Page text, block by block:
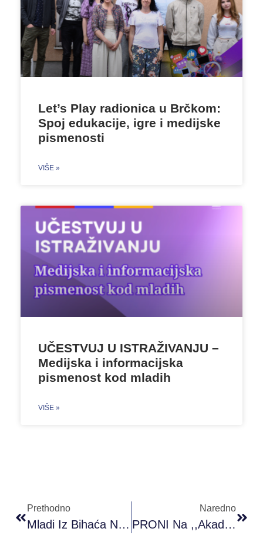
Let’s Play radionica u Brčkom:
Spoj edukacije, igre i medijske
pismenosti
VIŠE »
UČESTVUJ U ISTRAŽIVANJU –
Medijska i informacijska
pismenost kod mladih
VIŠE »
Prethodno
Mladi Iz Bihaća Na Sastanku Sa Ambasadorom Nizozemske U BiH
Naredno
PRONI Na ,,Akademiji Društvene Participacije”